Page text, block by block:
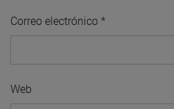
Correo electrónico *
Web